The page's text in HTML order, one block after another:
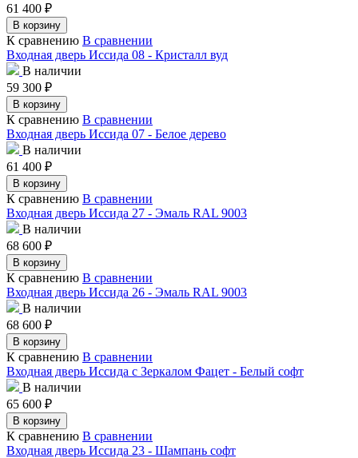
61 400 ₽
В корзину
К сравнению В сравнении
Входная дверь Иссида 08 - Кристалл вуд
В наличии
59 300 ₽
В корзину
К сравнению В сравнении
Входная дверь Иссида 07 - Белое дерево
В наличии
61 400 ₽
В корзину
К сравнению В сравнении
Входная дверь Иссида 27 - Эмаль RAL 9003
В наличии
68 600 ₽
В корзину
К сравнению В сравнении
Входная дверь Иссида 26 - Эмаль RAL 9003
В наличии
68 600 ₽
В корзину
К сравнению В сравнении
Входная дверь Иссида с Зеркалом Фацет - Белый софт
В наличии
65 600 ₽
В корзину
К сравнению В сравнении
Входная дверь Иссида 23 - Шампань софт